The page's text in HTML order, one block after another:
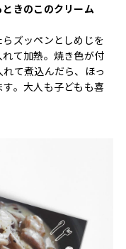
きのこのクリーム
ズッペンとしめじを
て加熱。焼き色が付
て煮込んだら、ほっ
。大人も子どもも喜